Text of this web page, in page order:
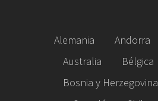
Alemania Andorra
Australia
Bélgica
Bosnia y Herzegovina